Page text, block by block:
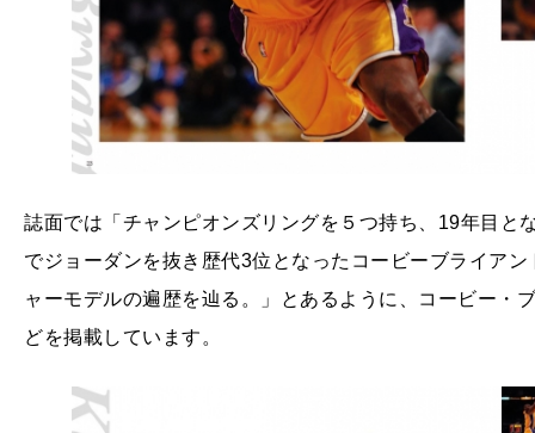
誌面では「チャンピオンズリングを５つ持ち、19年目と
でジョーダンを抜き歴代3位となったコービーブライア
ャーモデルの遍歴を辿る。」とあるように、コービー・
どを掲載しています。